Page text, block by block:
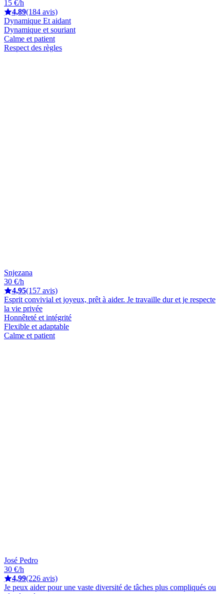
15 €/h
4,89(184 avis)
Dynamique Et aidant
Dynamique et souriant
Calme et patient
Respect des règles
Snjezana
30 €/h
4,95(157 avis)
Esprit convivial et joyeux, prêt à aider. Je travaille dur et je respecte
la vie privée
Honnêteté et intégrité
Flexible et adaptable
Calme et patient
José Pedro
30 €/h
4,99(226 avis)
Je peux aider pour une vaste diversité de tâches plus compliqués ou